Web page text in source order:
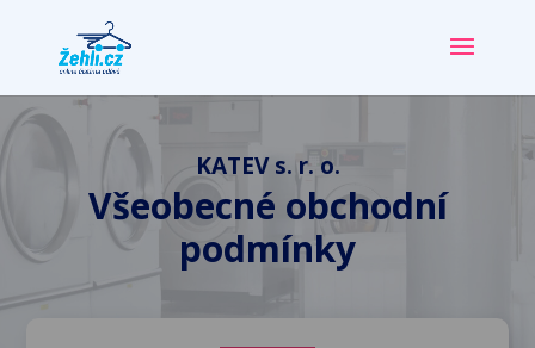
KATEV s. r. o.
Všeobecné obchodní
podmínky